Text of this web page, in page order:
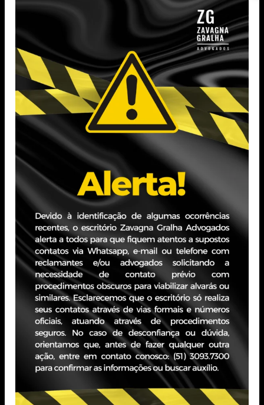
Neste ponto, é importante ressaltar o entendimento do
Ministério Público do Trabalho e da nossa jurisprudência
no sentido de que é possível a aplicação da justa causa ao
empregado que se recusar, sem justificativa plausível, a se
vacinar.
E SE A EMPREGADA ESTIVER IMPEDIDA DA
REALIZAÇÃO DE ATIVIDADES PRESENCIAIS?
No caso de a funcionária ter justificativa relevante, tal
qual orientação médica que impeça sua vacinação, a
empresa poderá mantê-la no trabalho à distância e
atribuir, se necessário, outras funções contanto que
compatíveis com sua competência técnica e capacidade
pessoal. Não pode haver redução salarial.
Sendo estas as nossas considerações, estamos à
disposição para prestar eventuais esclarecimentos.
Equipe Trabalhista